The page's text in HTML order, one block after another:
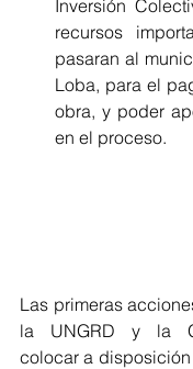
Inversión
recursos
pasaran al
Loba, para el
obra, y poder
en el proceso.
Las primeras
la UNGRD y la
colocar a